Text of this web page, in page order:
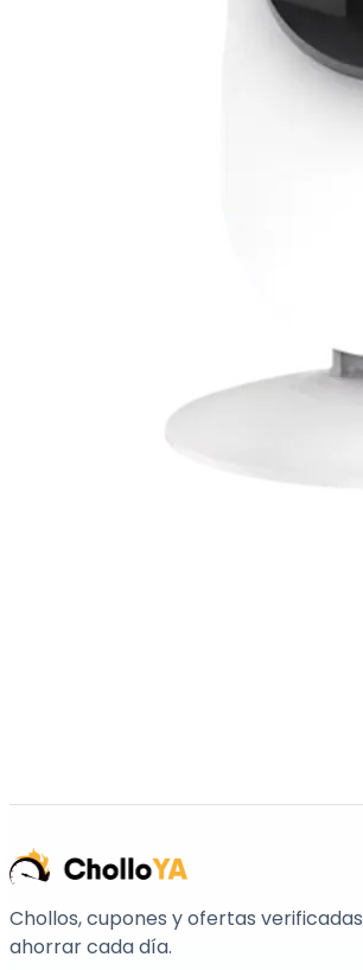
Chollos, cupones y ofertas
ahorrar cada día.